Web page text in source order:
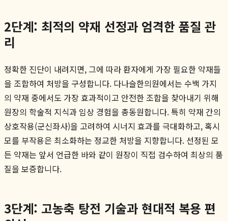
2단계: 최적의 약재 선정과 엄격한 품질 관
리
정확한 진단이 내려지면, 그에 따라 환자에게 가장 필요한 약재들
을 조합하여 처방을 구성합니다. 다나슬한의원에서는 수백 가지
의 약재 중에서도 가장 효과적이고 안전한 조합을 찾아내기 위해
원장의 학술적 지식과 임상 경험을 총동원합니다. 특히 약재 간의
상호작용(군신좌사)을 고려하여 시너지 효과를 극대화하고, 혹시
모를 부작용은 최소화하는 정교한 처방을 지향합니다. 선정된 모
든 약재는 앞서 언급한 바와 같이 원장이 직접 검수하여 최상의 품
질을 보증합니다.
3단계: 고농축 탕전 기술과 현대적 복용 편